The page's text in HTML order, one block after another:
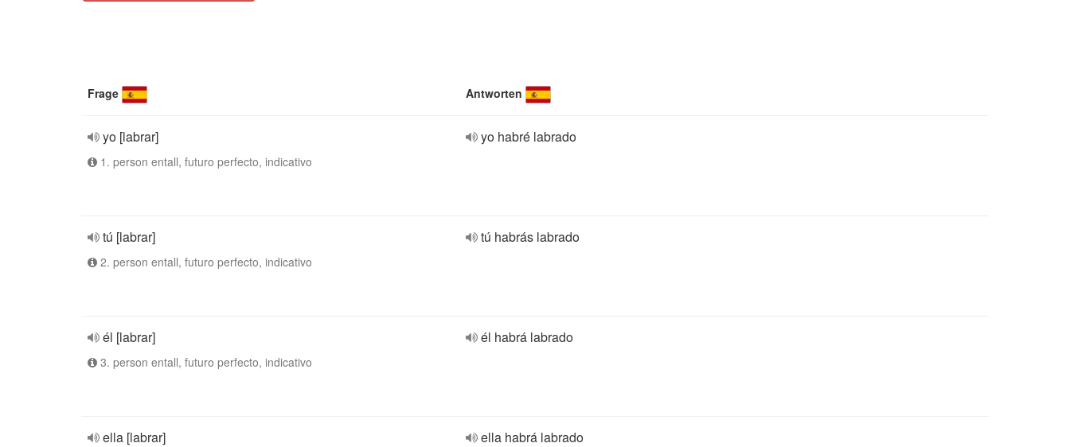
Frage Antworten
yo [labrar]
1. person entall, futuro perfecto, indicativo
yo habré labrado
tú [labrar]
2. person entall, futuro perfecto, indicativo
tú habrás labrado
él [labrar]
3. person entall, futuro perfecto, indicativo
él habrá labrado
ella [labrar] ella habrá labrado